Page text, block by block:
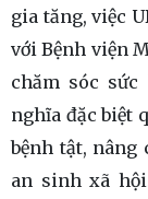
gia tăng, việc
với Bệnh viện
chăm sóc
nghĩa đặc biệt
bệnh tật, nâng
an sinh xã